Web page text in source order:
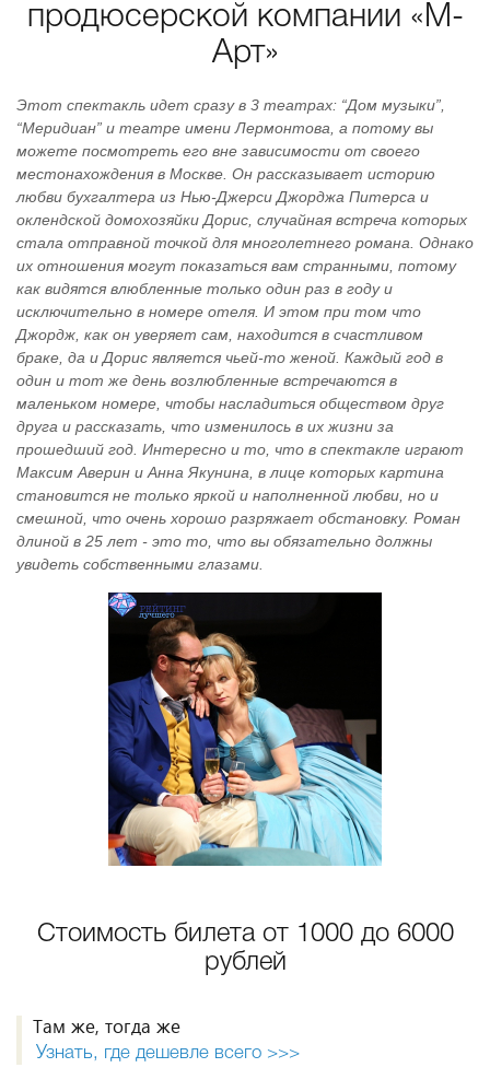
продюсерской компании «М-
Арт»
Этот спектакль идет сразу в 3 театрах: “Дом музыки”,
“Меридиан” и театре имени Лермонтова, а потому вы
можете посмотреть его вне зависимости от своего
местонахождения в Москве. Он рассказывает историю
любви бухгалтера из Нью-Джерси Джорджа Питерса и
оклендской домохозяйки Дорис, случайная встреча которых
стала отправной точкой для многолетнего романа. Однако
их отношения могут показаться вам странными, потому
как видятся влюбленные только один раз в году и
исключительно в номере отеля. И этом при том что
Джордж, как он уверяет сам, находится в счастливом
браке, да и Дорис является чьей-то женой. Каждый год в
один и тот же день возлюбленные встречаются в
маленьком номере, чтобы насладиться обществом друг
друга и рассказать, что изменилось в их жизни за
прошедший год. Интересно и то, что в спектакле играют
Максим Аверин и Анна Якунина, в лице которых картина
становится не только яркой и наполненной любви, но и
смешной, что очень хорошо разряжает обстановку. Роман
длиной в 25 лет - это то, что вы обязательно должны
увидеть собственными глазами.
Стоимость билета от 1000 до 6000
рублей
Там же, тогда же
Узнать, где дешевле всего >>>